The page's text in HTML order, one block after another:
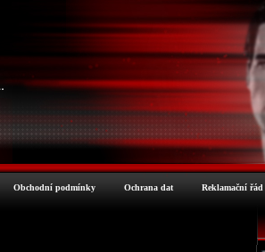
Obchodní podmínky Ochrana dat Reklamační řád